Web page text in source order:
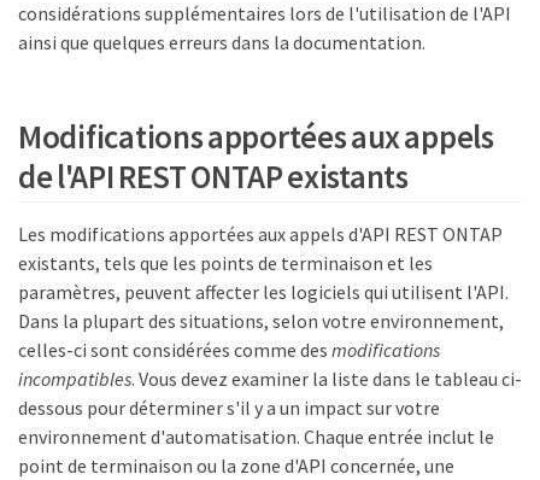
considérations supplémentaires lors de l'utilisation de l'API
ainsi que quelques erreurs dans la documentation.
Modifications apportées aux appels
de l'API REST ONTAP existants
Les modifications apportées aux appels d'API REST ONTAP
existants, tels que les points de terminaison et les
paramètres, peuvent affecter les logiciels qui utilisent l'API.
Dans la plupart des situations, selon votre environnement,
celles-ci sont considérées comme des modifications
incompatibles. Vous devez examiner la liste dans le tableau ci-
dessous pour déterminer s'il y a un impact sur votre
environnement d'automatisation. Chaque entrée inclut le
point de terminaison ou la zone d'API concernée, une